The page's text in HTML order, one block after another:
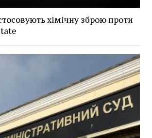
хімічну зброю проти